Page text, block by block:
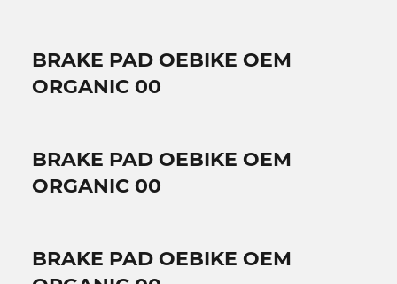
BRAKE PAD OEBIKE OEM
ORGANIC 00
BRAKE PAD OEBIKE OEM
ORGANIC 00
BRAKE PAD OEBIKE OEM